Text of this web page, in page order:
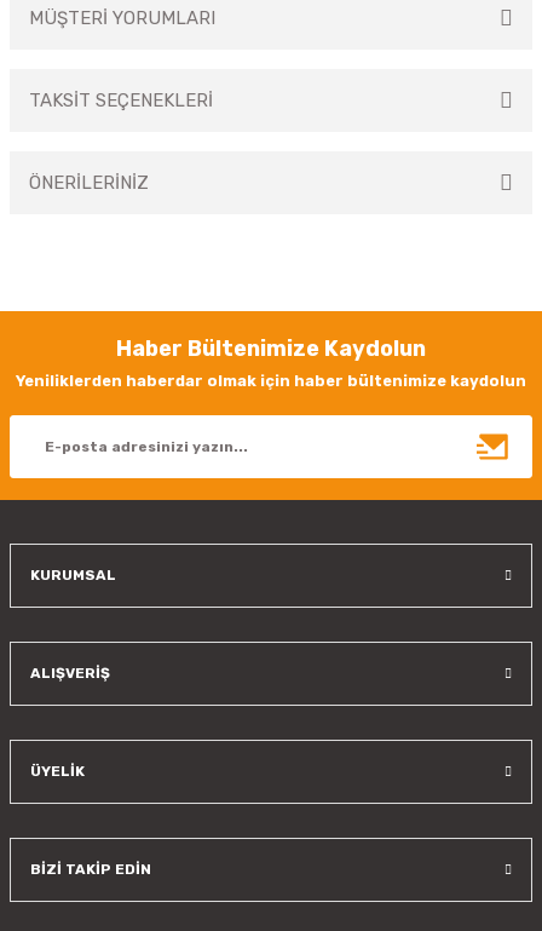
MÜŞTERİ YORUMLARI
TAKSİT SEÇENEKLERİ
ÖNERİLERİNİZ
Görüş ve önerileriniz için teşekkür ederiz.
Ürün resmi kalitesiz, bozuk veya görüntülenemiyor.
Ürün bilgilerinde hatalar bulunuyor.
Haber Bültenimize Kaydolun
Yeniliklerden haberdar olmak için haber bültenimize kaydolun
KURUMSAL
ALIŞVERİŞ
ÜYELİK
BİZİ TAKİP EDİN